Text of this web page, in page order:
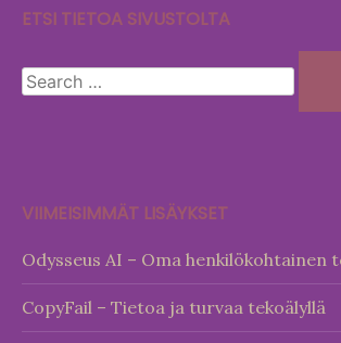
ETSI TIETOA SIVUSTOLTA
Search
for:
VIIMEISIMMÄT LISÄYKSET
Odysseus AI – Oma henkilökohtainen
CopyFail – Tietoa ja turvaa tekoälyllä